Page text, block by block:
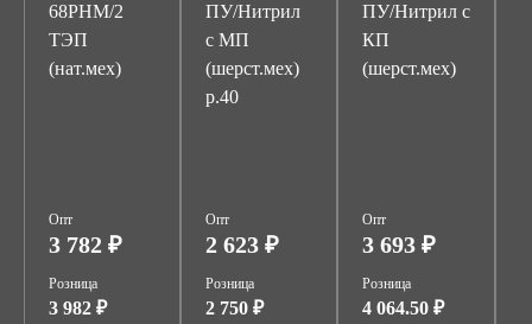
68РНМ/2
ТЭП
(нат.мех)
Опт
3 782 ₽
Розница
3 982 ₽
ПУ/Нитрил
с МП
(шерст.мех)
р.40
Опт
2 623 ₽
Розница
2 750 ₽
ПУ/Нитрил с
КП
(шерст.мех)
Опт
3 693 ₽
Розница
4 064.50 ₽